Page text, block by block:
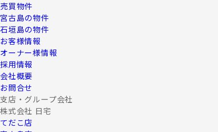
売買物件
宮古島の物件
石垣島の物件
お客様情報
オーナー様情報
採用情報
会社概要
お問合せ
支店・グループ会社
株式会社 日宅
てだこ店